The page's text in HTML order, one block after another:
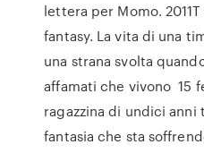
lettera per Momo.
fantasy. La vita di una
una strana svolta
affamati che vivono 15
ragazzina di undici anni
fantasia che sta